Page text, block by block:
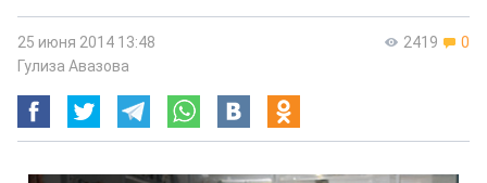
2419 0
25 июня 2014 13:48
Гулиза Авазова